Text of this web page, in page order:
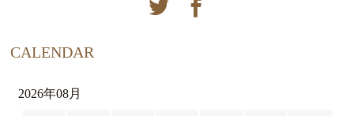
CALENDAR
2026年08月